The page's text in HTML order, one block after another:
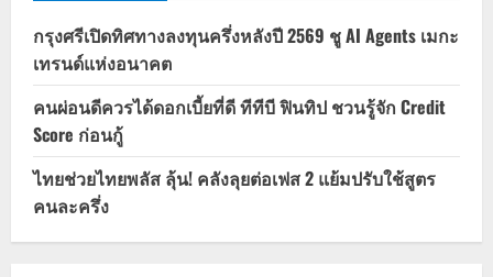
กรุงศรีเปิดทิศทางลงทุนครึ่งหลังปี 2569 ชู AI Agents เมกะ
เทรนด์แห่งอนาคต
คนผ่อนดีควรได้ดอกเบี้ยที่ดี ทีทีบี ฟินทิป ชวนรู้จัก Credit
Score ก่อนกู้
ไทยช่วยไทยพลัส ลุ้น! คลังลุยต่อเฟส 2 แย้มปรับใช้สูตร
คนละครึ่ง